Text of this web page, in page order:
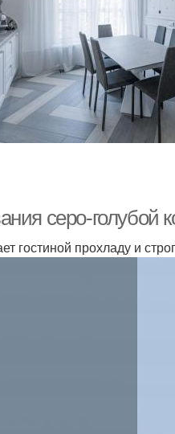
серо-голубой
гостиной прохладу и